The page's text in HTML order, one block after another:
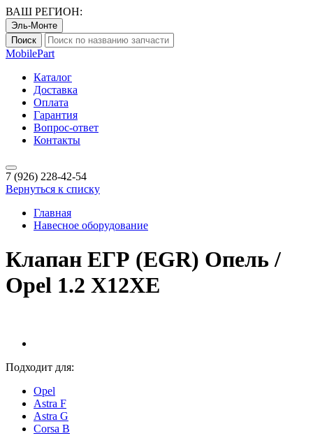
ВАШ РЕГИОН:
Эль-Монте
Поиск
MobilePart
Каталог
Доставка
Оплата
Гарантия
Вопрос-ответ
Контакты
7 (926) 228-42-54
Вернуться к списку
Главная
Навесное оборудование
Клапан ЕГР (EGR) Опель /
Opel 1.2 X12XE
Подходит для:
Opel
Astra F
Astra G
Corsa B